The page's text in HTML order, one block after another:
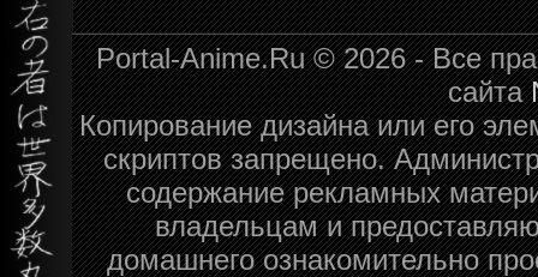
Portal-Anime.Ru © 2026 - Все
сайта
Копирование дизайна или его
скриптов запрещено.
содержание рекламных
владельцам и
домашнего ознакомительно